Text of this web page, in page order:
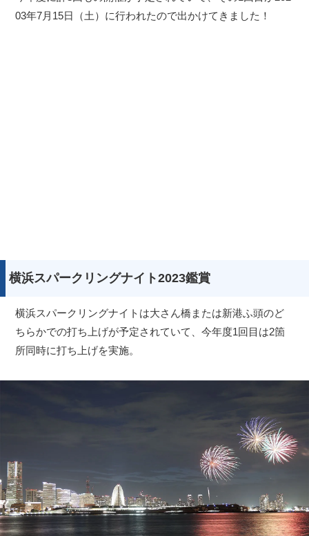
03年7月15日（土）に行われたので出かけてきました！
横浜スパークリングナイト2023鑑賞
横浜スパークリングナイトは大さん橋または新港ふ頭のど
ちらかでの打ち上げが予定されていて、今年度1回目は2箇
所同時に打ち上げを実施。